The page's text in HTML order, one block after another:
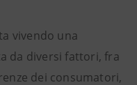
vivendo una
da diversi fattori, fra
dei consumatori,